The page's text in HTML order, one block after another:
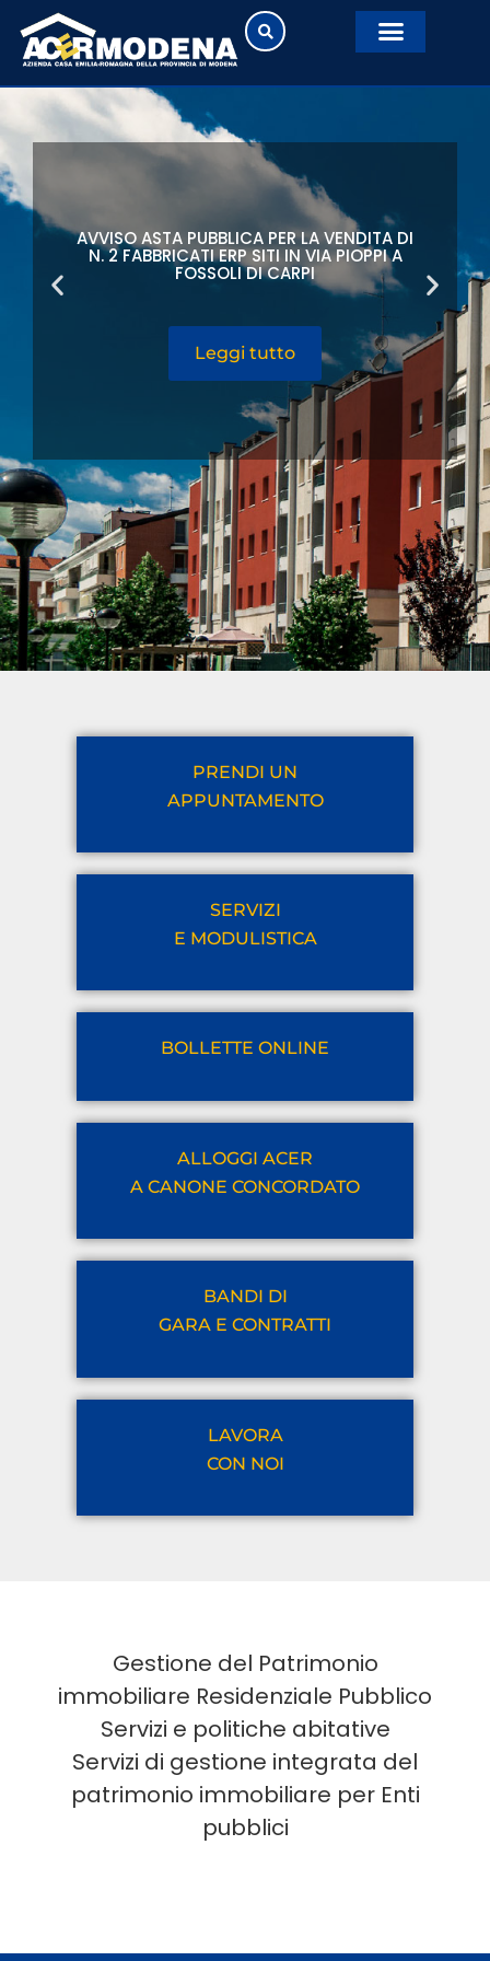
AVVISO ASTA PUBBLICA PER LA VENDITA DI
N. 2 FABBRICATI ERP SITI IN VIA PIOPPI A
FOSSOLI DI CARPI
Leggi tutto
PRENDI UN
APPUNTAMENTO
SERVIZI
E MODULISTICA
BOLLETTE ONLINE
ALLOGGI ACER
A CANONE CONCORDATO
BANDI DI
GARA E CONTRATTI
LAVORA
CON NOI
Gestione del Patrimonio
immobiliare Residenziale Pubblico
Servizi e politiche abitative
Servizi di gestione integrata del
patrimonio immobiliare per Enti
pubblici